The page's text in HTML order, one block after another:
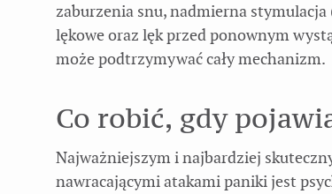
zaburzenia snu, nadmierna
lękowe oraz lęk przed ponownym
może podtrzymywać cały mechanizm.
Co robić, gdy
Najważniejszym i najbardziej
nawracającymi atakami paniki jest